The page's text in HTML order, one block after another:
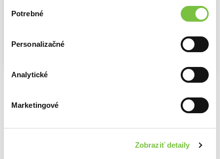
cookies.
súhlasu
Potrebné
Personalizačné
Analytické
Marketingové
Zobraziť detaily
Na sklade
11,77€